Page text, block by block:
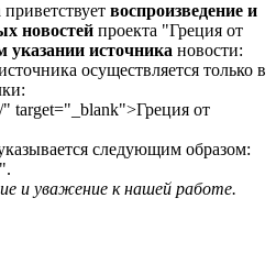
воспроизведение и
новостей проекта "Греция от
указании источника новости:
осуществляется только в
target="_blank">Греция от
следующим образом:
и уважение к нашей работе.